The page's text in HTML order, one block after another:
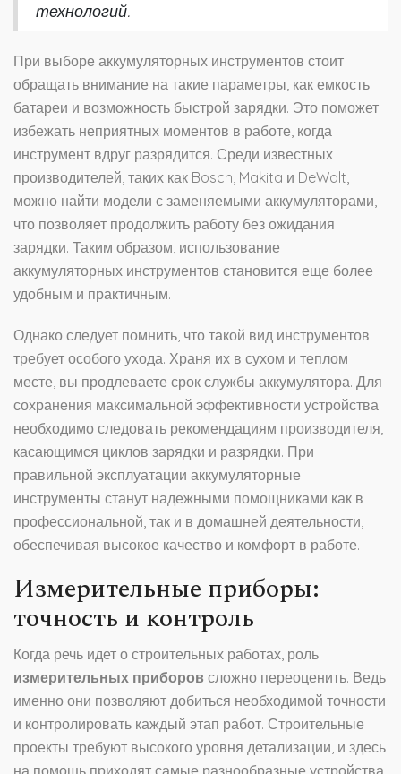
технологий.
При выборе аккумуляторных инструментов стоит
обращать внимание на такие параметры, как емкость
батареи и возможность быстрой зарядки. Это поможет
избежать неприятных моментов в работе, когда
инструмент вдруг разрядится. Среди известных
производителей, таких как Bosch, Makita и DeWalt,
можно найти модели с заменяемыми аккумуляторами,
что позволяет продолжить работу без ожидания
зарядки. Таким образом, использование
аккумуляторных инструментов становится еще более
удобным и практичным.
Однако следует помнить, что такой вид инструментов
требует особого ухода. Храня их в сухом и теплом
месте, вы продлеваете срок службы аккумулятора. Для
сохранения максимальной эффективности устройства
необходимо следовать рекомендациям производителя,
касающимся циклов зарядки и разрядки. При
правильной эксплуатации аккумуляторные
инструменты станут надежными помощниками как в
профессиональной, так и в домашней деятельности,
обеспечивая высокое качество и комфорт в работе.
Измерительные приборы:
точность и контроль
Когда речь идет о строительных работах, роль
измерительных приборов сложно переоценить. Ведь
именно они позволяют добиться необходимой точности
и контролировать каждый этап работ. Строительные
проекты требуют высокого уровня детализации, и здесь